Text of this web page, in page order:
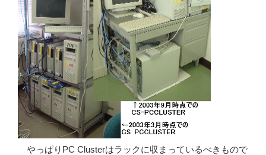
やっぱりPC Clusterはラックに収まっているべきもので